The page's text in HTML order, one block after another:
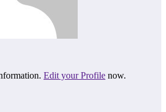
Edit your Profile now.